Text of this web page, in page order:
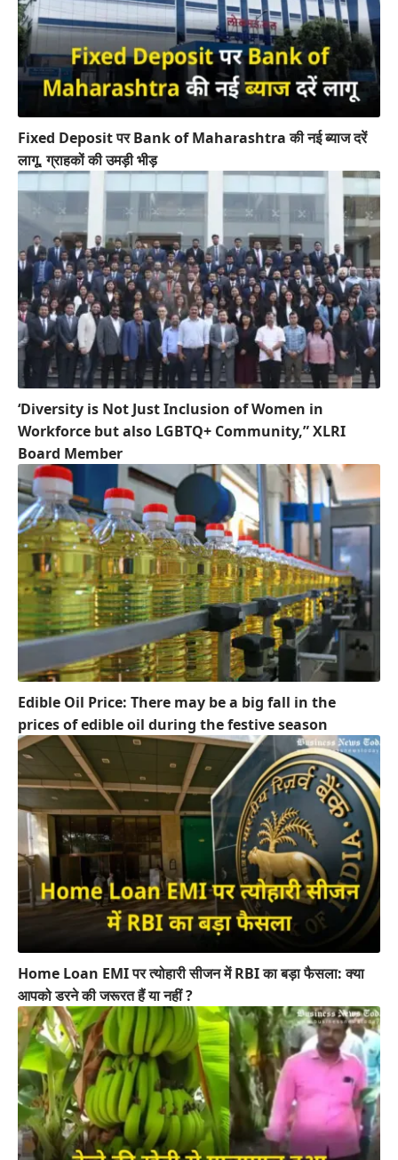
Fixed Deposit पर Bank of Maharashtra की नई ब्याज दरें
लागू, ग्राहकों की उमड़ी भीड़
‘Diversity is Not Just Inclusion of Women in
Workforce but also LGBTQ+ Community,” XLRI
Board Member
Edible Oil Price: There may be a big fall in the
prices of edible oil during the festive season
Home Loan EMI पर त्योहारी सीजन में RBI का बड़ा फैसला: क्या
आपको डरने की जरूरत हैं या नहीं ?